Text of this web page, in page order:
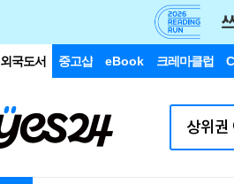
외국도서 중고샵 eBook 크레마클럽